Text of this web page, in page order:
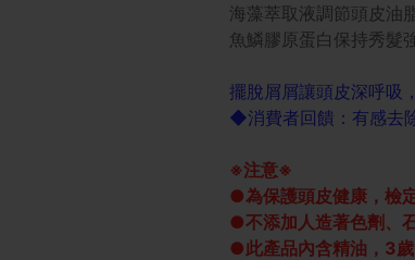
海藻萃取液調節頭皮油
魚鱗膠原蛋白保持秀髮
擺脫屑屑讓頭皮深呼吸
◆消費者回饋：有感去
※注意※
●為保護頭皮健康，檢
●不添加人造著色劑、
●此產品內含精油，3歲